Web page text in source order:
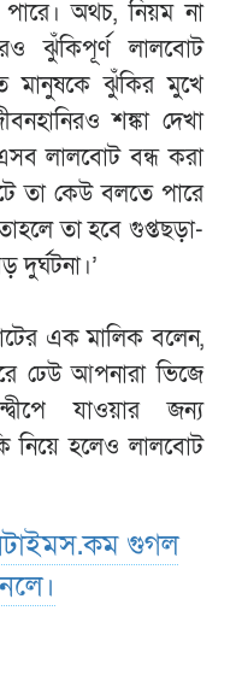
অথচ, নিয়ম না
ঝুঁকিপূর্ণ লালবোট
মানুষকে ঝুঁকির মুখে
শঙ্কা দেখা
লালবোট বন্ধ করা
তা কেউ বলতে পারে
তা হবে গুপ্তছড়া-
দুর্ঘটনা।’
এক মালিক বলেন,
ঢেউ আপনারা ভিজে
যাওয়ার জন্য
নিয়ে হলেও লালবোট
গুগল